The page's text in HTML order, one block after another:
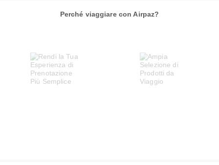
Perché viaggiare con Airpaz?